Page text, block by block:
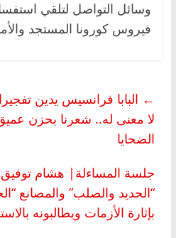
وسائل التواصل لتلقي
فيروس كورونا المستجد
← البابا فرانسيس يدين
لا معنى له.. شعرنا بحزن
الضحايا
جلسة المساءلة| هشام
“الحديد والصلب” والمصانع
بإثارة الأزمات ويطالبونه